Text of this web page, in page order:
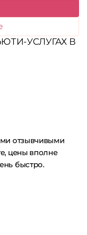
УСЛУГАХ В
отзывчивыми
цены вполне
быстро.